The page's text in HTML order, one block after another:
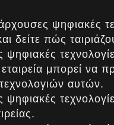
ψηφιακές
δείτε πώς
ψηφιακές
μπορεί να
αυτών.
ψηφιακές